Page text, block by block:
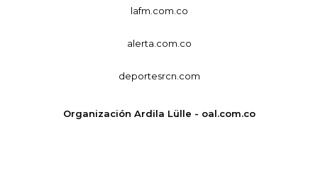
lafm.com.co
alerta.com.co
deportesrcn.com
Organización Ardila Lülle - oal.com.co